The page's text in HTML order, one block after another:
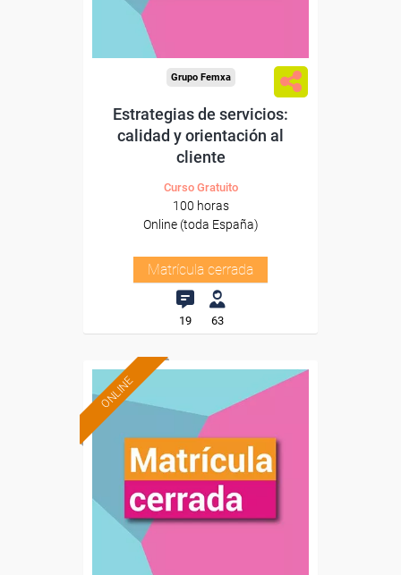
Grupo Femxa
Estrategias de servicios:
calidad y orientación al
cliente
Curso Gratuito
100 horas
Online (toda España)
Matrícula cerrada
19 63
ONLINE